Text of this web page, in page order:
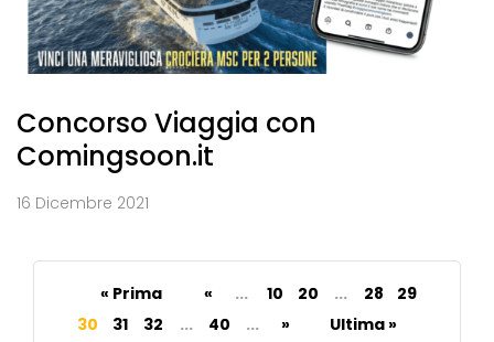
Concorso Viaggia con
Comingsoon.it
16 Dicembre 2021
« Prima « ... 10 20 ... 28
29
30
31 32 ... 40 ... » Ultima »